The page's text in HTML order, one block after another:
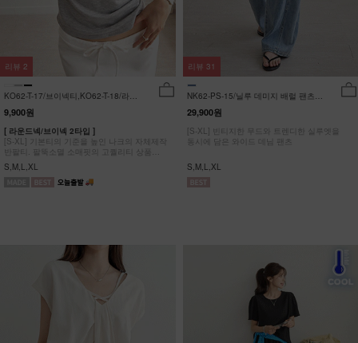
KO62-T-17/브이넥티,KO62-T-18/라운
드티_YN
9,900원
[ 라운드넥/브이넥 2타입 ]
[S-XL] 기본티의 기준을 높인 나크의 자체제작
반팔티. 팔뚝소멸 소매핏의 고퀄리티 상품
#NAK MADE.
S,M,L,XL
리뷰 2
NK62-PS-15/닐루 데미지 배럴 팬츠
_HR
29,900원
[S-XL] 빈티지한 무드와 트렌디한 실루엣을
동시에 담은 와이드 데님 팬츠
S,M,L,XL
리뷰 31